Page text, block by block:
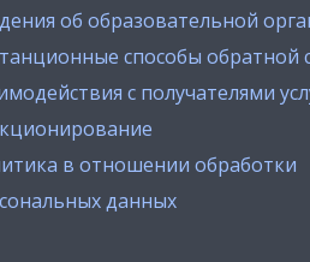
об образовательной
способы обратной
с получателями
в отношении обработки
данных